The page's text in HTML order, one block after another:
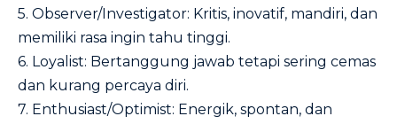
5. Observer/Investigator: Kritis, inovatif, mandiri, dan
memiliki rasa ingin tahu tinggi.
6. Loyalist: Bertanggung jawab tetapi sering cemas
dan kurang percaya diri.
7. Enthusiast/Optimist: Energik, spontan, dan